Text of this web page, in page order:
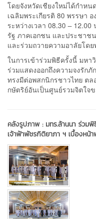
โดยจังหวัดเชียงใหม่ได้กำห
เฉลิมพระเกียรติ 80 พรรษา
ระหว่างเวลา 08.30 –
รัฐ ภาคเอกชน และประชาช
และร่วมถวายความอาลัยโดย
ในการเข้าร่วมพิธีครั้งนี้ มห
ร่วมแสดงออกถึงความจงรัก
ทรงมีต่อพสกนิกรชาวไทย ต
กษัตริย์อันเป็นศูนย์รวมจิตใจ
คลังรูปภาพ : มทร.ล้านนา ร่วม
เจ้าฟ้าพัชรกิติยาภา ฯ เบื้องหน้